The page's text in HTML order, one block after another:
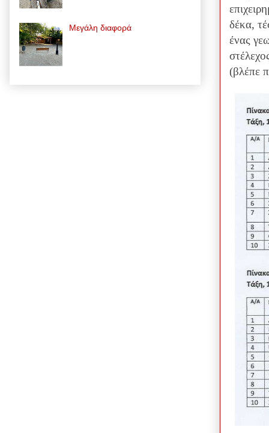
δέκα,
ένας
(βλέπε
Μεγάλη διαφορά